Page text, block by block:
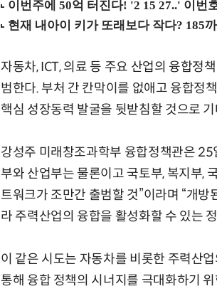
자동차, ICT, 의료 등 주요 산업의 융합
범한다. 부처 간 칸막이를 없애고 융합정
핵심 성장동력 발굴을 뒷받침할 것으로
강성주 미래창조과학부 융합정책관은
부와 산업부는 물론이고 국토부, 복지부,
트워크가 조만간 출범할 것”이라며 “개
라 주력산업의 융합을 활성화할 수 있는
이 같은 시도는 자동차를 비롯한 주력산
통해 융합 정책의 시너지를 극대화하기